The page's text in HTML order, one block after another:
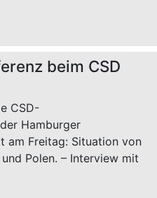
beim CSD
CSD-
Hamburger
am Freitag: Situation von
Polen. – Interview mit